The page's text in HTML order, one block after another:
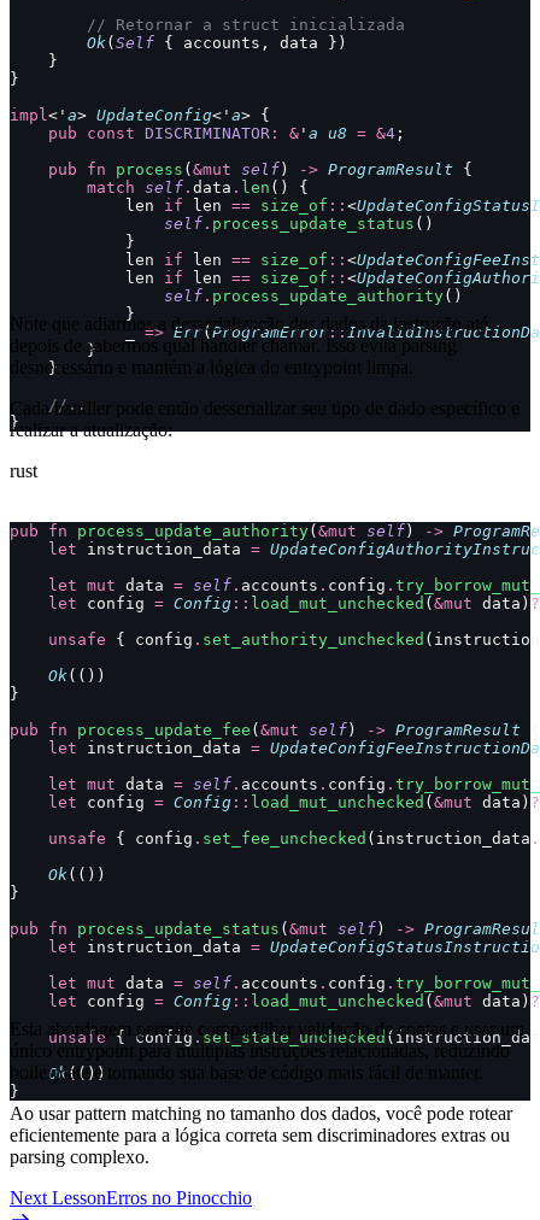
        // Retornar a struct inicializada
        Ok
( Self { accounts, data })
    }
}
impl<' a> UpdateConfig<' a> {
    pub
const DISCRIMINATOR : & ' a u8 = &4 ;
    pub
fn process ( &mut self ) -> ProgramResult {
        match
self . data . len () {
            len
if len == size_of :: <
                self
. process_update_status ()
            }
            len
if len == size_of :: <
            len
if len == size_of :: <
                self
. process_update_authority()
            }
            _
=> Err( ProgramError::
        }
    }
    //..
}
Note que adiarmos a desserialização dos dados da instrução até
depois de sabermos qual handler chamar. Isso evita parsing
desnecessário e mantém a lógica do entrypoint limpa.
Cada handler pode então desserializar seu tipo de dado específico e
realizar a atualização:
rust
pub fn process_update_authority( &mut self ) ->
    let
instruction_data =
    let
mut data = self . accounts . config .
    let
config = Config :: load_mut_unchecked ( &mut data) ?
    unsafe
{ config . set_authority_unchecked
    Ok
(())
}
pub fn process_update_fee ( &mut self ) -> ProgramResult
    let
instruction_data =
    let
mut data = self . accounts . config .
    let
config = Config :: load_mut_unchecked ( &mut data) ?
    unsafe
{ config . set_fee_unchecked (instruction_data .
    Ok
(())
}
pub fn process_update_status ( &mut self ) ->
    let
instruction_data =
    let
mut data = self . accounts . config .
    let
config = Config :: load_mut_unchecked ( &mut data) ?
    unsafe
{ config . set_state_unchecked
    Ok
(())
}
Esta abordagem permite compartilhar validação de contas e usar um
único entrypoint para múltiplas instruções relacionadas, reduzindo
boilerplate e tornando sua base de código mais fácil de manter.
Ao usar pattern matching no tamanho dos dados, você pode rotear
eficientemente para a lógica correta sem discriminadores extras ou
parsing complexo.
Next LessonErros no Pinocchio